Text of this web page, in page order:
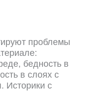
проблемы
бедность в
в слоях с
Историки с